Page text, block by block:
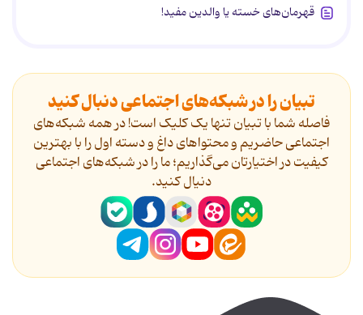
قهرمان‌های خسته یا والدین مفید!
تبیان را در شبکه‌های اجتماعی دنبال کنید
فاصله شما با تبیان تنها یک کلیک است! در همه شبکه‌های
اجتماعی حاضریم و محتواهای داغ و دسته اول را با بهترین
کیفیت در اختیارتان می‌گذاریم؛ ما را در شبکه‌های اجتماعی
دنیال کنید.